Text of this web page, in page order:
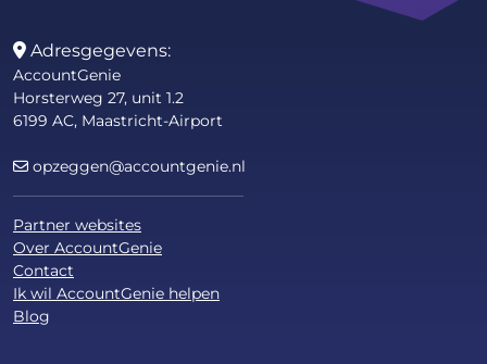
Adresgegevens:
AccountGenie
Horsterweg 27, unit 1.2
6199 AC, Maastricht-Airport
opzeggen@accountgenie.nl
Partner websites
Over AccountGenie
Contact
Ik wil AccountGenie helpen
Blog